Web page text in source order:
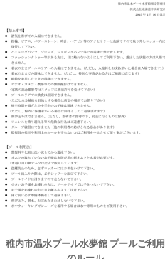
稚内市温水プール水夢館 プールご利用